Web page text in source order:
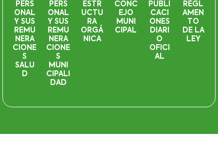
PERS
ONAL
Y SUS
REMU
NERA
CIONE
S
SALU
D
PERS
ONAL
Y SUS
REMU
NERA
CIONE
S
MUNI
CIPALI
DAD
ESTR
UCTU
RA
ORGÁ
NICA
CONC
EJO
MUNI
CIPAL
PUBLI
CACI
ONES
DIARI
O
OFICI
AL
REGL
AMEN
TO
DE LA
LEY